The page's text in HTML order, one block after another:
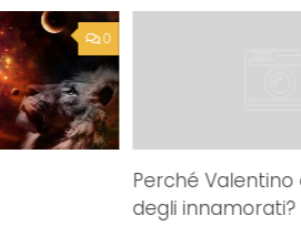
ANCHE...